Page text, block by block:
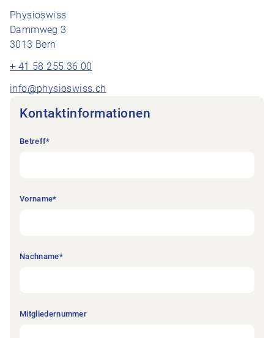
Physioswiss
Dammweg 3
3013 Bern
+ 41 58 255 36 00
info@physioswiss.ch
Kontaktinformationen
Betreff*
Vorname*
Nachname*
Mitgliedernummer